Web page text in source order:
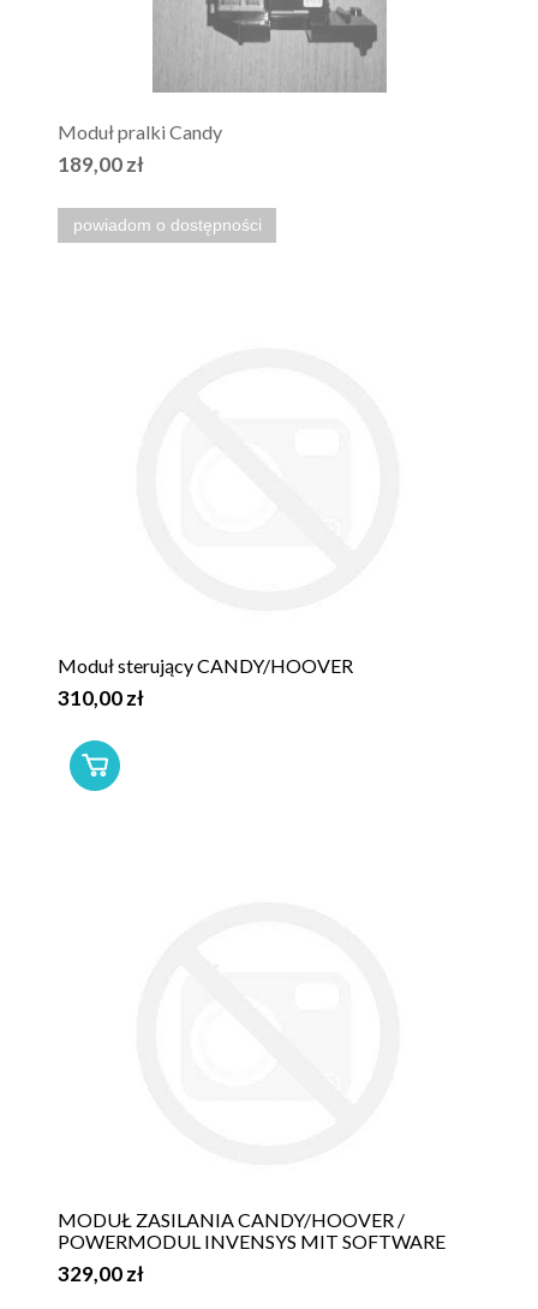
Moduł pralki Candy
189,00 zł
powiadom o dostępności
Moduł sterujący CANDY/HOOVER
310,00 zł
MODUŁ ZASILANIA CANDY/HOOVER /
POWERMODUL INVENSYS MIT SOFTWARE
329,00 zł